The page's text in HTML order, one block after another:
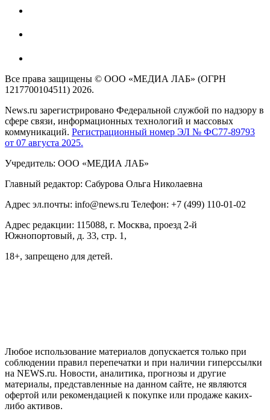
Все права защищены © ООО «МЕДИА ЛАБ» (ОГРН
1217700104511) 2026.
News.ru зарегистрировано Федеральной службой по надзору в
сфере связи, информационных технологий и массовых
коммуникаций. Регистрационный номер ЭЛ № ФС77-89793
от 07 августа 2025.
Учредитель: ООО «МЕДИА ЛАБ»
Главный редактор: Сабурова Ольга Николаевна
Адрес эл.почты: info@news.ru Телефон: +7 (499) 110-01-02
Адрес редакции: 115088, г. Москва, проезд 2-й
Южнопортовый, д. 33, стр. 1,
18+, запрещено для детей.
Любое использование материалов допускается только при
соблюдении правил перепечатки и при наличии гиперссылки
на NEWS.ru. Новости, аналитика, прогнозы и другие
материалы, представленные на данном сайте, не являются
офертой или рекомендацией к покупке или продаже каких-
либо активов.